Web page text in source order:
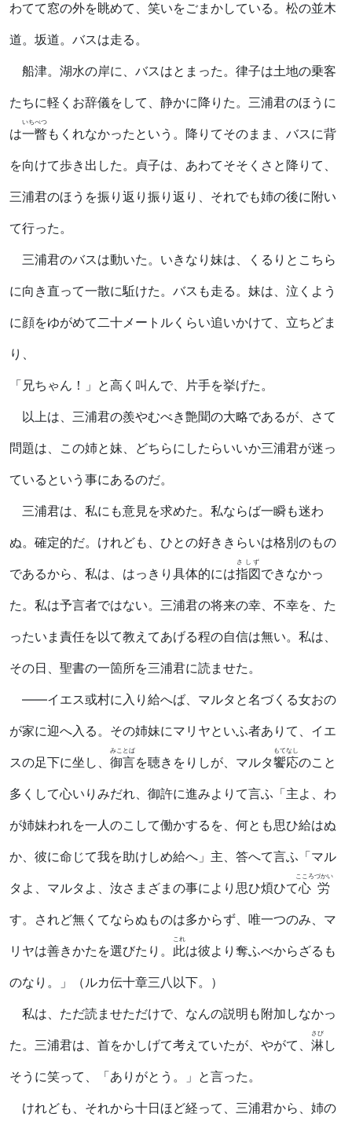
わてて窓の外を眺めて、笑いをごまかしている。松の並木
道。坂道。バスは走る。
船津。湖水の岸に、バスはとまった。律子は土地の乗客
たちに軽くお辞儀をして、静かに降りた。三浦君のほうに
は一瞥
いちべつ
もくれなかったという。降りてそのまま、バスに背
を向けて歩き出した。貞子は、あわてそそくさと降りて、
三浦君のほうを振り返り振り返り、それでも姉の後に附い
て行った。
三浦君のバスは動いた。いきなり妹は、くるりとこちら
に向き直って一散に駈けた。バスも走る。妹は、泣くよう
に顔をゆがめて二十メートルくらい追いかけて、立ちどま
り、
「兄ちゃん！」と高く叫んで、片手を挙げた。
以上は、三浦君の羨やむべき艶聞の大略であるが、さて
問題は、この姉と妹、どちらにしたらいいか三浦君が迷っ
ているという事にあるのだ。
三浦君は、私にも意見を求めた。私ならば一瞬も迷わ
ぬ。確定的だ。けれども、ひとの好ききらいは格別のもの
であるから、私は、はっきり具体的には指図
さしず
できなかっ
た。私は予言者ではない。三浦君の将来の幸、不幸を、た
ったいま責任を以て教えてあげる程の自信は無い。私は、
その日、聖書の一箇所を三浦君に読ませた。
――イエス或村に入り給へば、マルタと名づくる女おの
が家に迎へ入る。その姉妹にマリヤといふ者ありて、イエ
スの足下に坐し、 御言
みことば
を聴きをりしが、マルタ饗応
もてなし
のこと
多くして心いりみだれ、御許に進みよりて言ふ「主よ、わ
が姉妹われを一人のこして働かするを、何とも思ひ給はぬ
か、彼に命じて我を助けしめ給へ」主、答へて言ふ「マル
タよ、マルタよ、汝さまざまの事により思ひ煩ひて心労
こころづかい
す。されど無くてならぬものは多からず、唯一つのみ、マ
リヤは善きかたを選びたり。 此
これ
は彼より奪ふべからざるも
のなり。」（ルカ伝十章三八以下。）
私は、ただ読ませただけで、なんの説明も附加しなかっ
た。三浦君は、首をかしげて考えていたが、やがて、 淋
さび
し
そうに笑って、「ありがとう。」と言った。
けれども、それから十日ほど経って、三浦君から、姉の